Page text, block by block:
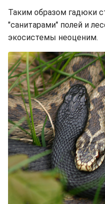
Таким образом гадюки
"санитарами" полей и
экосистемы неоценим.